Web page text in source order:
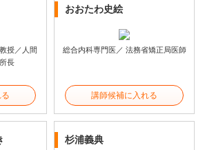
授／人間
長
おおたわ史絵
総合内科専門医／ 法務省矯正局医師
講師候補に入れる
杉浦義典